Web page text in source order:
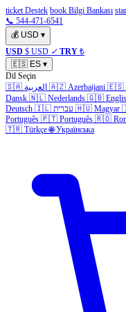
ticket Destek book Bilgi Bankası
📞 544-471-6541
💰 USD ▾
USD $ USD ✓ TRY ₺
🇪🇸 ES ▾
Dil Seçin
🇸🇦 العربية 🇦🇿 Azerbaijani 🇪🇸
Dansk 🇳🇱 Nederlands 🇬🇧
Deutsch 🇮🇱 עברית 🇭🇺 Magyar
Português 🇵🇹 Português 🇷🇴
🇹🇷 Türkçe 🌐 Українська